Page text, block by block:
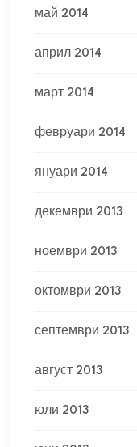
май 2014
април 2014
март 2014
февруари 2014
януари 2014
декември 2013
ноември 2013
октомври 2013
септември 2013
август 2013
юли 2013